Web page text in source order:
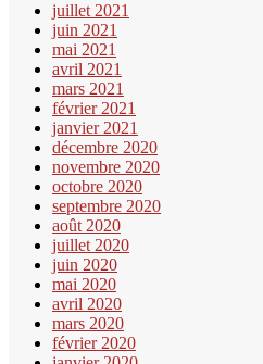
juillet 2021
juin 2021
mai 2021
avril 2021
mars 2021
février 2021
janvier 2021
décembre 2020
novembre 2020
octobre 2020
septembre 2020
août 2020
juillet 2020
juin 2020
mai 2020
avril 2020
mars 2020
février 2020